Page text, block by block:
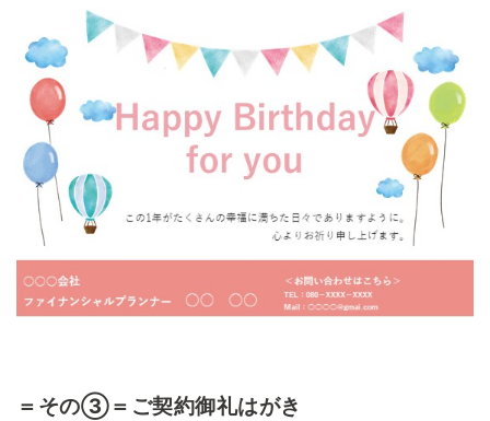
＝その③＝ご契約御礼はがき